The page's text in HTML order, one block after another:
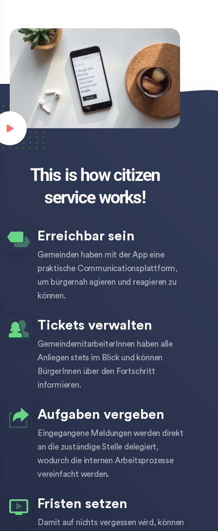
This is how citizen
service works!
Erreichbar sein
Gemeinden haben mit der App eine
praktische Communicationsplattform,
um bürgernah agieren und reagieren zu
können.
Tickets verwalten
GemeindemitarbeiterInnen haben alle
Anliegen stets im Blick und können
BürgerInnen über den Fortschritt
informieren.
Aufgaben vergeben
Eingegangene Meldungen werden direkt
an die zuständige Stelle delegiert,
wodurch die internen Arbeitsprozesse
vereinfacht werden.
Fristen setzen
Damit auf nichts vergessen wird, können